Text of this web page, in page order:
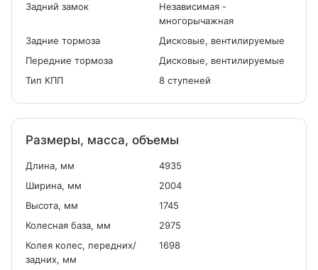
Задний замок
Независимая -
многорычажная
Задние тормоза
Дисковые, вентилируемые
Передние тормоза
Дисковые, вентилируемые
Тип КПП
8 ступеней
Размеры, масса, объемы
Длина, мм
4935
Ширина, мм
2004
Высота, мм
1745
Колесная база, мм
2975
Колея колес, передних/
задних, мм
1698